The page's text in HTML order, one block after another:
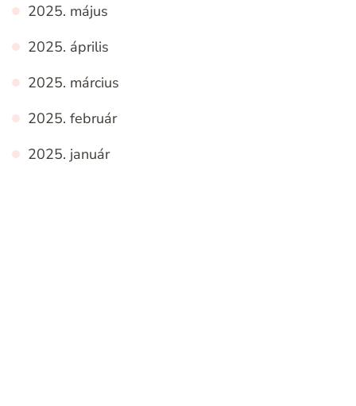
2025. május
2025. április
2025. március
2025. február
2025. január